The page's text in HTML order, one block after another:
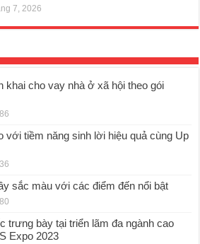
7, 2026
khai cho vay nhà ở xã hội theo gói
với tiềm năng sinh lời hiệu quả cùng Up
sắc màu với các điểm đến nổi bật
trưng bày tại triển lãm đa ngành cao
Expo 2023